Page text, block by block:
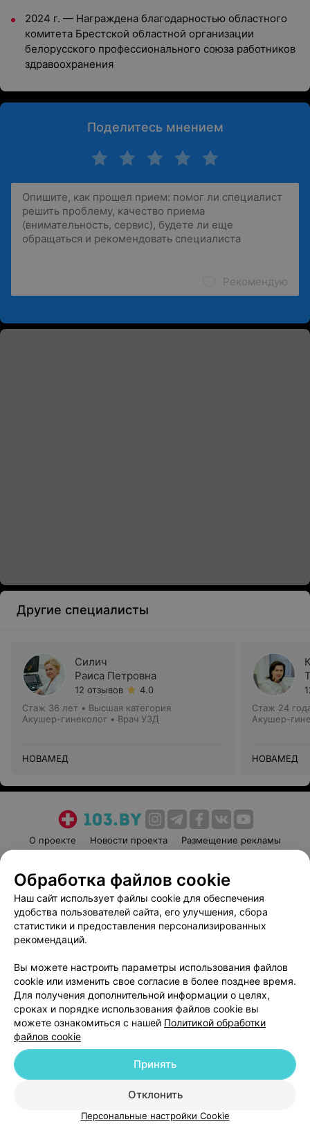
2024 г. — Награждена благодарностью областного
комитета Брестской областной организации
белорусского профессионального союза работников
здравоохранения
Поделитесь мнением
Рекомендую
Другие специалисты
Силич
Раиса Петровна
12 отзывов
4.0
Стаж 36 лет • Высшая категория
Акушер-гинеколог • Врач УЗД
НОВАМЕД
Стаж 24
Акушер-
НОВАМЕД
О проекте Новости проекта
Размещение рекламы
Пользовательское соглашение
Способы оплаты
Вакансии
Партнеры
Написать руководителю 103.by
Обработка персональных данных
© 2026 ООО «Артокс Лаб», УНП 191700409
| 220012, Республика Беларусь,
Служба поддержки +375 291212755
Обработка файлов cookie
Наш сайт использует файлы cookie для обеспечения
удобства пользователей сайта, его улучшения, сбора
статистики и предоставления персонализированных
рекомендаций.
Вы можете настроить параметры использования файлов
cookie или изменить свое согласие в более позднее время.
Для получения дополнительной информации о целях,
сроках и порядке использования файлов cookie вы
можете ознакомиться с нашей Политикой обработки
файлов cookie
Отклонить
Принять
Персональные настройки Cookie